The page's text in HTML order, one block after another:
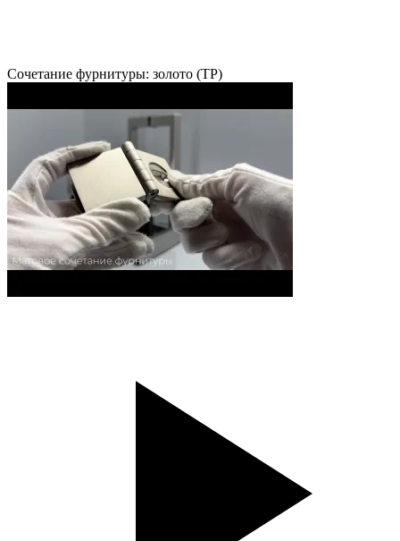
Сочетание фурнитуры: золото (TP)